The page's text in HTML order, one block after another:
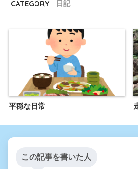
CATEGORY : 日記
平穏な日常
この記事を書いた人